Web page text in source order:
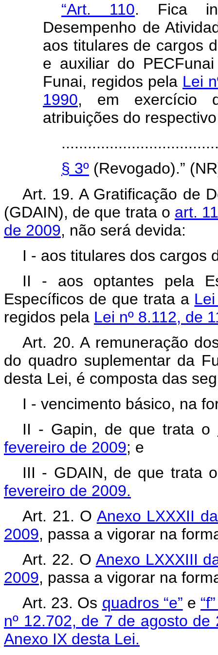
“Art. 110. Fica
Desempenho de
aos titulares de cargos
e auxiliar do
Funai, regidos pela Lei
1990, em exercício
atribuições do
§ 3º (Revogado).”
Art. 19. A Gratificação de
(GDAIN), de que trata o art.
de 2009, não será devida:
I - aos titulares dos cargos
II - aos optantes pela
Específicos de que trata a
regidos pela Lei nº 8.112, de
Art. 20. A remuneração
do quadro suplementar da
desta Lei, é composta das
I - vencimento básico, na
II - Gapin, de que trata o
fevereiro de 2009; e
III - GDAIN, de que trata
fevereiro de 2009.
Art. 21. O Anexo LXXXII
2009, passa a vigorar na
Art. 22. O Anexo LXXXIII
2009, passa a vigorar na
Art. 23. Os quadros “e” e
nº 12.702, de 7 de agosto de
Anexo IX desta Lei.